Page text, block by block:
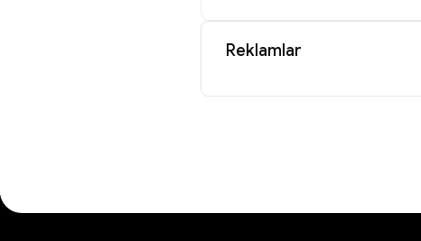
Reklamlar